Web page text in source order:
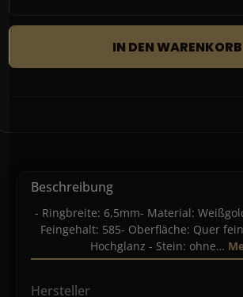
IN DEN WARENKORB
Beschreibung
- Ringbreite: 6,5mm- Material:
Feingehalt: 585- Oberfläche: Quer
Hochglanz - Stein: ohne…
Hersteller